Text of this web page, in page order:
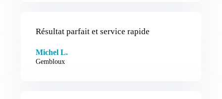
Résultat parfait et service rapide
Michel L.
Gembloux